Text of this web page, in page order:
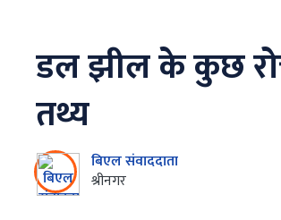
डल झील के कुछ
तथ्य
बिएल संवाददाता
श्रीनगर